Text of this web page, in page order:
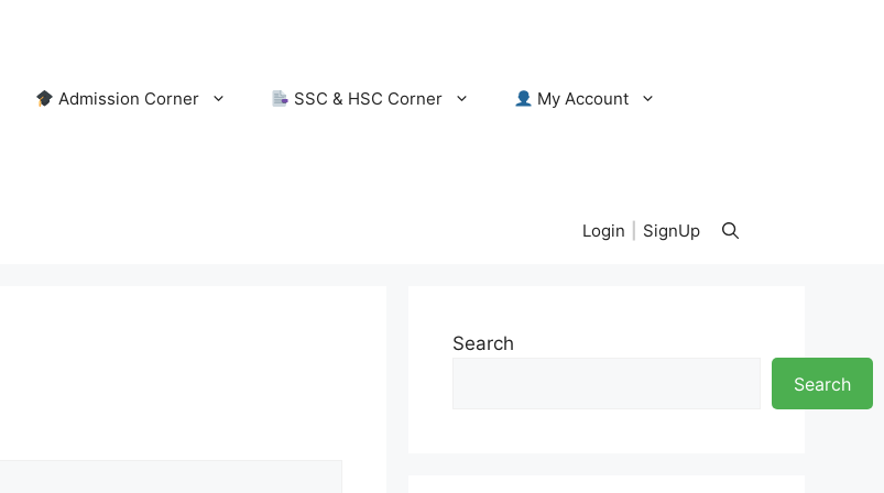
Admission Corner SSC & HSC Corner My Account
Login SignUp
Search
Search